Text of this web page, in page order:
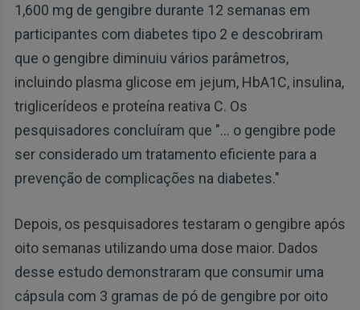
1,600 mg de gengibre durante 12 semanas em
participantes com diabetes tipo 2 e descobriram
que o gengibre diminuiu vários parâmetros,
incluindo plasma glicose em jejum, HbA1C, insulina,
triglicerídeos e proteína reativa C. Os
pesquisadores concluíram que "... o gengibre pode
ser considerado um tratamento eficiente para a
prevenção de complicações na diabetes."
Depois, os pesquisadores testaram o gengibre após
oito semanas utilizando uma dose maior. Dados
desse estudo demonstraram que consumir uma
cápsula com 3 gramas de pó de gengibre por oito